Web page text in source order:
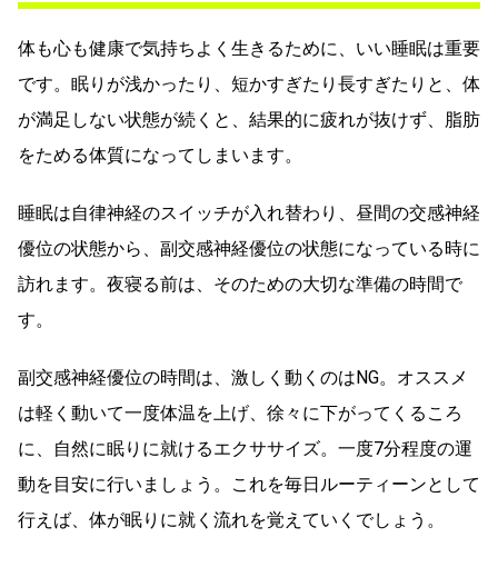
体も心も健康で気持ちよく生きるために、いい睡眠は重要
です。眠りが浅かったり、短かすぎたり長すぎたりと、体
が満足しない状態が続くと、結果的に疲れが抜けず、脂肪
をためる体質になってしまいます。
睡眠は自律神経のスイッチが入れ替わり、昼間の交感神経
優位の状態から、副交感神経優位の状態になっている時に
訪れます。夜寝る前は、そのための大切な準備の時間で
す。
副交感神経優位の時間は、激しく動くのはNG。オススメ
は軽く動いて一度体温を上げ、徐々に下がってくるころ
に、自然に眠りに就けるエクササイズ。一度7分程度の運
動を目安に行いましょう。これを毎日ルーティーンとして
行えば、体が眠りに就く流れを覚えていくでしょう。